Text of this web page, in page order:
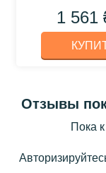
1 561
Отзывы
Пока